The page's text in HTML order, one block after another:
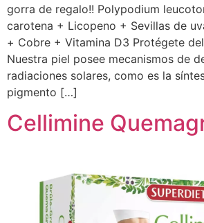
gorra de regalo!! Polypodium
carotena + Licopeno + Sevillas de
+ Cobre + Vitamina D3 Protégete
Nuestra piel posee mecanismos de
radiaciones solares, como es la
pigmento […]
Cellimine